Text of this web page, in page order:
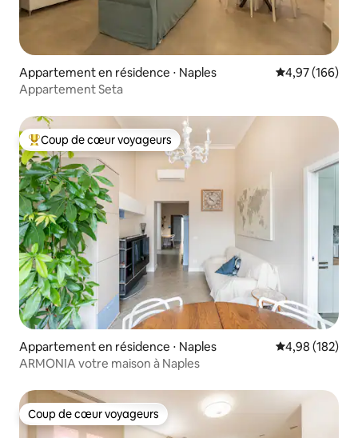
Appartement en résidence ⋅ Naples Évaluation
4,97 (166)
Appartement Seta
Coups de cœur voyageurs les plus appréciés
Coup de cœur voyageurs
Appartement en résidence ⋅ Naples Évaluation
4,98 (182)
ARMONIA votre maison à Naples
Coup de cœur voyageurs
Coup de cœur voyageurs